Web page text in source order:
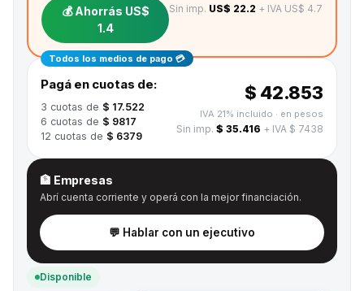
💰 Ahorrás US$
1.4
Sin imp. US$ 22.2 + IVA US$ 4.7
Todos los medios de pago 💳
Pagá en cuotas de:
3 cuotas de $ 17.522
6 cuotas de $ 9817
12 cuotas de $ 6379
$ 42.853
IVA 21% incluido · en pesos
Sin imp. $ 35.416 + IVA $ 7438
🏦 Empresas
Abrí cuenta corriente y operá con la mejor financiación.
💬 Hablar con un ejecutivo
Disponible